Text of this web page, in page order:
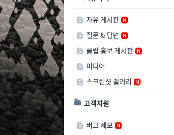
자유 게시판
질문 & 답변
클럽 홍보 게시판
미디어
스크린샷 갤러리
고객지원
버그 제보